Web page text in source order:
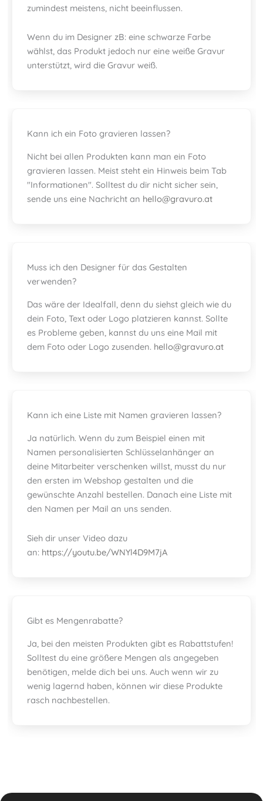
zumindest meistens, nicht beeinflussen.
Wenn du im Designer zB: eine schwarze Farbe
wählst, das Produkt jedoch nur eine weiße Gravur
unterstützt, wird die Gravur weiß.
Kann ich ein Foto gravieren lassen?
Nicht bei allen Produkten kann man ein Foto
gravieren lassen. Meist steht ein Hinweis beim Tab
"Informationen". Solltest du dir nicht sicher sein,
sende uns eine Nachricht an hello@gravuro.at
Muss ich den Designer für das Gestalten
verwenden?
Das wäre der Idealfall, denn du siehst gleich wie du
dein Foto, Text oder Logo platzieren kannst. Sollte
es Probleme geben, kannst du uns eine Mail mit
dem Foto oder Logo zusenden. hello@gravuro.at
Kann ich eine Liste mit Namen gravieren lassen?
Ja natürlich. Wenn du zum Beispiel einen mit
Namen personalisierten Schlüsselanhänger an
deine Mitarbeiter verschenken willst, musst du nur
den ersten im Webshop gestalten und die
gewünschte Anzahl bestellen. Danach eine Liste mit
den Namen per Mail an uns senden.
Sieh dir unser Video dazu
an: https://youtu.be/WNYl4D9M7jA
Gibt es Mengenrabatte?
Ja, bei den meisten Produkten gibt es Rabattstufen!
Solltest du eine größere Mengen als angegeben
benötigen, melde dich bei uns. Auch wenn wir zu
wenig lagernd haben, können wir diese Produkte
rasch nachbestellen.